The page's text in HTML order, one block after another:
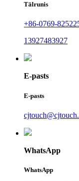
Tālrunis
+86-0769-
13927483927
E-pasts
E-pasts
WhatsApp
WhatsApp